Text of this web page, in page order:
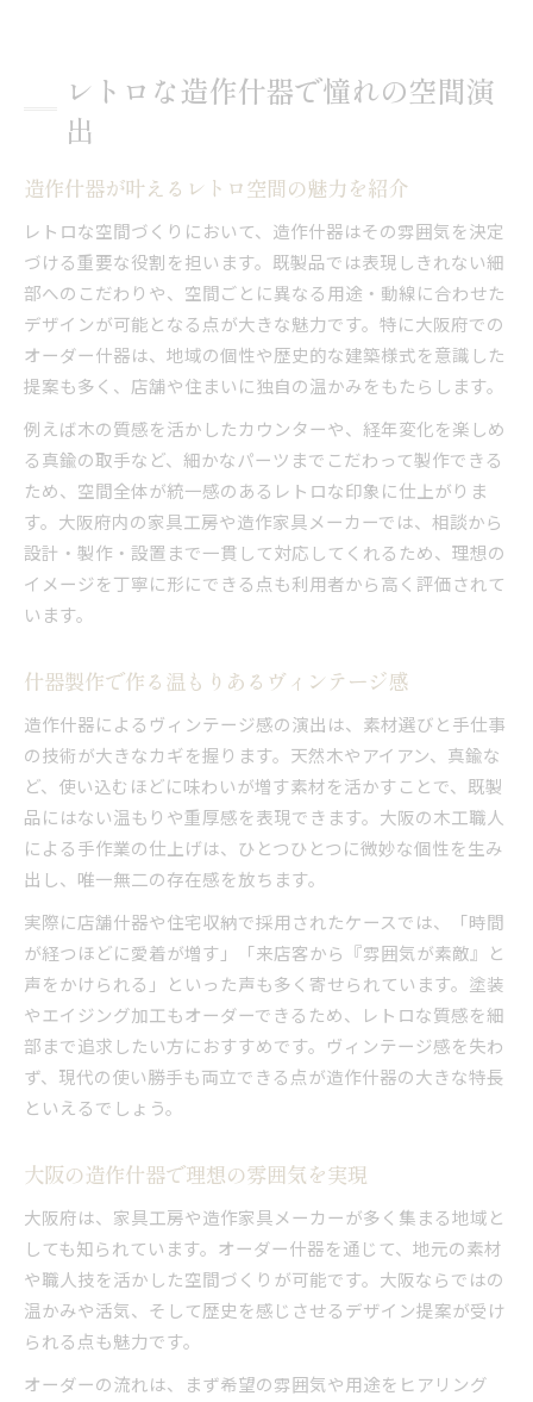
大阪で選ぶ造作什器の活用事例を解説
造作什器メーカーと相談するポイント
什器製作の流れと大阪ならではの工夫
別注家具と造作什器の魅力に迫る一歩
別注家具と造作什器の違いを徹底解説
大阪の造作什器メーカー選びの基準
木工什器製作で広がるデザインの可能性
造作什器が叶える理想のカスタマイズ
別注家具と造作什器の相乗効果を生む方法
職人技が光る木工什器製作の実際
木工什器製作で感じる職人のこだわり
造作什器の素材選びと加工技術の利点
大阪の木工屋による什器製作の工程
オーダー什器を選ぶ際のポイント紹介
造作什器選びで失敗しないための工夫
大阪のオーダー家具と什器製作の注目点
造作什器メーカーの実績と選び方
家具工房に相談する際の具体的アドバイス
造作什器の見積もり依頼時の注意点
造作什器が長持ちする理由とその秘訣
大阪の家具工房で相談するメリット
造作什器のメンテナンス方法を伝授
オーダー什器が空間に与える愛着効果
造作什器で日常が豊かになるポイント
レトロな造作什器で憧れの空間演
出
造作什器が叶えるレトロ空間の魅力を紹介
レトロな空間づくりにおいて、造作什器はその雰囲気を決定
づける重要な役割を担います。既製品では表現しきれない細
部へのこだわりや、空間ごとに異なる用途・動線に合わせた
デザインが可能となる点が大きな魅力です。特に大阪府での
オーダー什器は、地域の個性や歴史的な建築様式を意識した
提案も多く、店舗や住まいに独自の温かみをもたらします。
例えば木の質感を活かしたカウンターや、経年変化を楽しめ
る真鍮の取手など、細かなパーツまでこだわって製作できる
ため、空間全体が統一感のあるレトロな印象に仕上がりま
す。大阪府内の家具工房や造作家具メーカーでは、相談から
設計・製作・設置まで一貫して対応してくれるため、理想の
イメージを丁寧に形にできる点も利用者から高く評価されて
います。
什器製作で作る温もりあるヴィンテージ感
造作什器によるヴィンテージ感の演出は、素材選びと手仕事
の技術が大きなカギを握ります。天然木やアイアン、真鍮な
ど、使い込むほどに味わいが増す素材を活かすことで、既製
品にはない温もりや重厚感を表現できます。大阪の木工職人
による手作業の仕上げは、ひとつひとつに微妙な個性を生み
出し、唯一無二の存在感を放ちます。
実際に店舗什器や住宅収納で採用されたケースでは、「時間
が経つほどに愛着が増す」「来店客から『雰囲気が素敵』と
声をかけられる」といった声も多く寄せられています。塗装
やエイジング加工もオーダーできるため、レトロな質感を細
部まで追求したい方におすすめです。ヴィンテージ感を失わ
ず、現代の使い勝手も両立できる点が造作什器の大きな特長
といえるでしょう。
大阪の造作什器で理想の雰囲気を実現
大阪府は、家具工房や造作家具メーカーが多く集まる地域と
しても知られています。オーダー什器を通じて、地元の素材
や職人技を活かした空間づくりが可能です。大阪ならではの
温かみや活気、そして歴史を感じさせるデザイン提案が受け
られる点も魅力です。
オーダーの流れは、まず希望の雰囲気や用途をヒアリング